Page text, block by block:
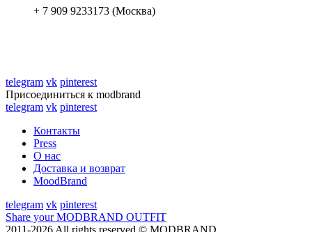
+ 7 909 9233173 (Москва)
telegram vk pinterest
Присоединиться к modbrand
telegram vk pinterest
Контакты
Press
О нас
Доставка и возврат
MoodBrand
telegram vk pinterest
Share your MODBRAND OUTFIT
2011-2026 All rights reserved © MODBRAND